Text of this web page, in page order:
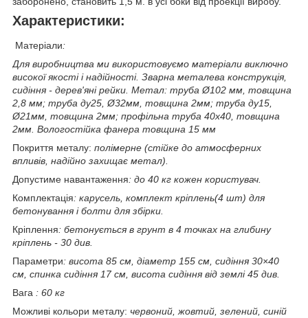
Характеристики:
Матеріали:
Для виробництва ми використовуємо матеріали виключно
високої якості і надійності. Зварна металева конструкція,
сидіння - дерев'яні рейки. Метал: труба Ø102 мм, товщина
2,8 мм; труба ду25, Ø32мм, товщина 2мм; труба ду15,
Ø21мм, товщина 2мм; профільна труба 40х40, товщина
2мм. Вологостійка фанера товщина 15 мм
Покриття металу: полімерне (стійке до атмосферних
впливів, надійно захищає метал).
Допустиме навантаження: до 40 кг кожен користувач.
Комплектація: карусель, комплект кріплень(4 шт) для
бетонування і болти для збірки.
Кріплення: бетонується в грунт в 4 точках на глибину
кріплень - 30 див.
Параметри: висота 85 см, діаметр 155 см, сидіння 30×40
см, спинка сидіння 17 см, висота сидіння від землі 45 див.
Вага : 60 кг
Можливі кольори металу: червоний, жовтий, зелений, синій